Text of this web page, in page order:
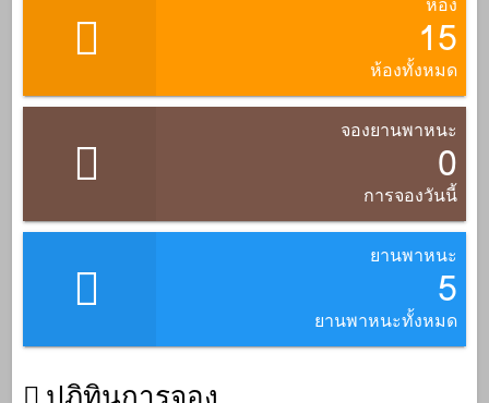
15
ห้องทั้งหมด
จองยานพาหนะ
0
การจองวันนี้
ยานพาหนะ
5
ยานพาหนะทั้งหมด